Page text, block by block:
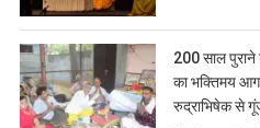
200 साल पुराने
का भक्तिमय
रुद्राभिषेक से